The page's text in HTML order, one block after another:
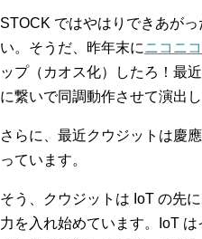
STOCK ではやはりできあが
い。そうだ、昨年末にニコニ
ップ（カオス化）したろ！最
に繋いで同調動作させて演出し
さらに、最近クウジットは慶
っています。
そう、クウジットは IoT の先
力を入れ始めています。IoT